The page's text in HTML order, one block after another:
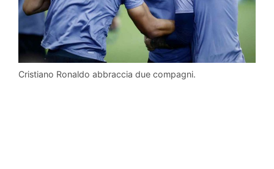
Cristiano Ronaldo abbraccia due compagni.